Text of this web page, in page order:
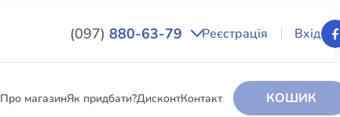
(097) 880-63-79 Реєстрація Вхід
Про магазинЯк придбати?ДисконтКонтакт КОШИК